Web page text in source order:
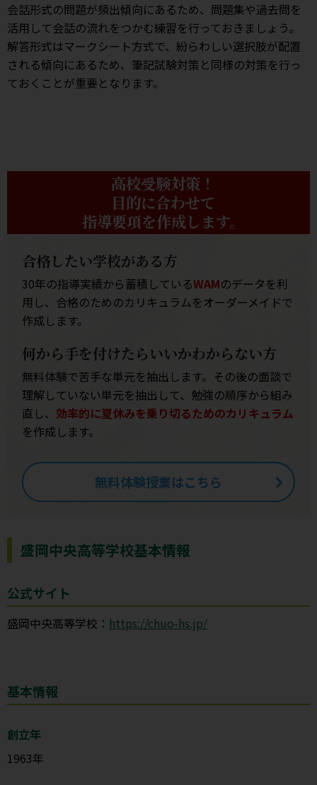
会話形式の問題が頻出傾向にあるため、問題集や過去問を
活用して会話の流れをつかむ練習を行っておきましょう。
解答形式はマークシート方式で、紛らわしい選択肢が配置
される傾向にあるため、筆記試験対策と同様の対策を行っ
ておくことが重要となります。
高校受験対策！
目的に合わせて
指導要項を作成します。
合格したい学校がある方
30年の指導実績から蓄積しているWAMのデータを利
用し、合格のためのカリキュラムをオーダーメイドで
作成します。
何から手を付けたらいいかわからない方
無料体験で苦手な単元を抽出します。その後の面談で
理解していない単元を抽出して、勉強の順序から組み
直し、 効率的に夏休みを乗り切るためのカリキュラム
を作成します。
無料体験授業はこちら
盛岡中央高等学校基本情報
公式サイト
盛岡中央高等学校： https://chuo-hs.jp/
基本情報
創立年
1963年